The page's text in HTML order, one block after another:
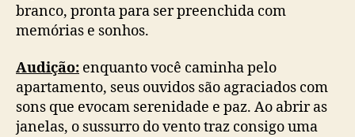
branco, pronta para ser preenchida com
memórias e sonhos.
Audição: enquanto você caminha pelo
apartamento, seus ouvidos são agraciados com
sons que evocam serenidade e paz. Ao abrir as
janelas, o sussurro do vento traz consigo uma